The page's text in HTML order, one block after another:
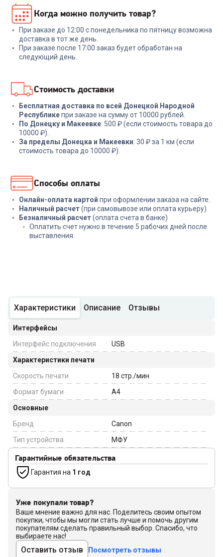
Роутер TP-LINK Archer C6
AC1200
+ 134 бонуса
4 499₽
Giga (NC-1012) AX3000
10/100/1000BASE-
TX/SFP/4g ready белый
15 999₽
Когда можно получить товар?
При заказе до 12:00 с понедельника по пятницу возможна
доставка в тот же день.
При заказе после 17:00 заказ будет обработан на
следующий день.
Стоимость доставки
Бесплатная доставка по всей Донецкой Народной
Республикепри заказе на сумму от 10000 рублей.
По Донецку и Макеевке: 500 ₽ (если стоимость товара до
10000 ₽).
За пределы Донецка и Макеевки: 30 ₽ за 1 км (если
стоимость товара до 10000 ₽).
Способы оплаты
Онлайн-оплата картой при оформлении заказа на сайте.
Наличный расчет(при самовывозе или оплата курьеру)
Безналичный расчет(оплата счета в банке)
Оплатить счет нужно в течение 5 рабочих дней после
выставления.
Характеристики Описание Отзывы
Интерфейсы
Интерфейс подключения
USB
Характеристики печати
Скорость печати
18 стр./мин
Формат бумаги
A4
Основные
Бренд
Canon
Тип устройства
МФУ
Гарантийные обязательства
Гарантия на 1 год
Уже покупали товар?
Ваше мнение важно для нас. Поделитесь своим опытом
покупки, чтобы мы могли стать лучше и помочь другим
покупателям сделать правильный выбор. Спасибо, что
выбираете нас!
Оставить отзыв Посмотреть отзывы